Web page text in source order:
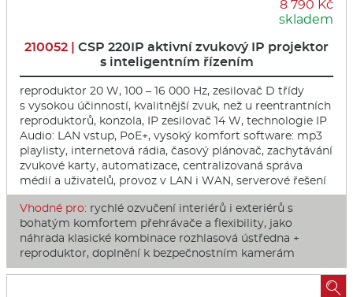
8 790 Kč
skladem
210052 | CSP 220IP aktivní zvukový IP projektor
s inteligentním řízením
reproduktor 20 W, 100 – 16 000 Hz, zesilovač D třídy
s vysokou účinností, kvalitnější zvuk, než u reentrantních
reproduktorů, konzola, IP zesilovač 14 W, technologie IP
Audio: LAN vstup, PoE+, vysoký komfort software: mp3
playlisty, internetová rádia, časový plánovač, zachytávání
zvukové karty, automatizace, centralizovaná správa
médií a uživatelů, provoz v LAN i WAN, serverové řešení
Vhodné pro: rychlé ozvučení interiérů i exteriérů s
bohatým komfortem přehrávače a flexibility, jako
náhrada klasické kombinace rozhlasová ústředna +
reproduktor, doplnění k bezpečnostním kamerám
